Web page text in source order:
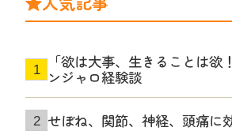
「欲は大事、生きることは
ンジャロ経験談
せぼね、関節、神経、頭痛に